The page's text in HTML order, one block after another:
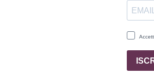
AGGIUNGI AL CARRELLO